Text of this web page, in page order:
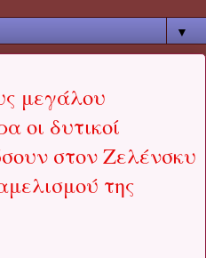
▼
μεγάλου
οι δυτικοί
στον Ζελένσκυ
της